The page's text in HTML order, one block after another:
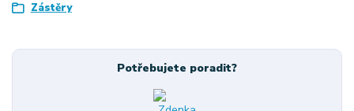
Zástěry
Potřebujete poradit?